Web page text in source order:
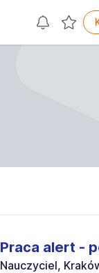
Praca alert -
Nauczyciel,